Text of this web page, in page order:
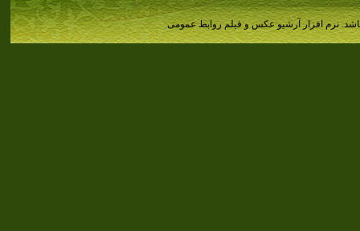
نرم افزار آرشیو عکس و فیلم روابط عمومی